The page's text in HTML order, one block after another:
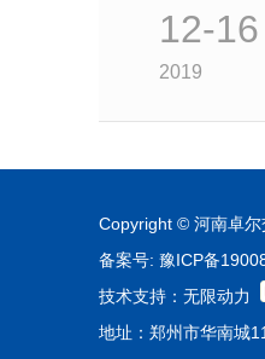
12-16
2019
Copyright © 河南卓
备案号: 豫ICP备
技术支持： 无限动力
地址：郑州市华南城